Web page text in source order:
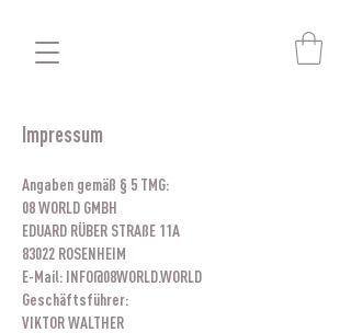
Impressum
Angaben gemäß § 5 TMG:
08 WORLD GMBH
EDUARD RÜBER STRAßE 11A
83022 ROSENHEIM
E-Mail: INFO@08WORLD.WORLD
Geschäftsführer:
VIKTOR WALTHER